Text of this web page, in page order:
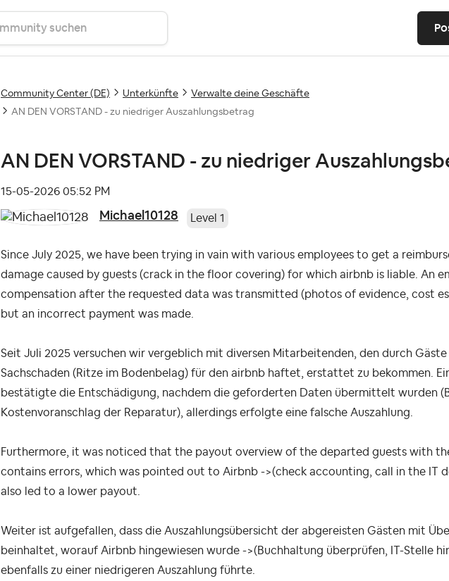
Community Center (DE) Unterkünfte
Verwalte deine Geschäfte
AN DEN VORSTAND - zu niedriger Auszahlungsbetrag
AN DEN VORSTAND - zu niedriger
‎15-05-2026 05:52 PM
Michael10128 Level 1
Since July 2025, we have been trying in vain with various employees to get a
damage caused by guests (crack in the floor covering) for which airbnb is liable. An
compensation after the requested data was transmitted (photos of evidence, cost
but an incorrect payment was made.
Seit Juli 2025 versuchen wir vergeblich mit diversen Mitarbeitenden, den durch
Sachschaden (Ritze im Bodenbelag) für den airbnb haftet, erstattet zu bekommen.
bestätigte die Entschädigung, nachdem die geforderten Daten übermittelt wurden
Kostenvoranschlag der Reparatur), allerdings erfolgte eine falsche Auszahlung.
Furthermore, it was noticed that the payout overview of the departed guests with
contains errors, which was pointed out to Airbnb ->(check accounting, call in the IT
also led to a lower payout.
Weiter ist aufgefallen, dass die Auszahlungsübersicht der abgereisten Gästen mit
beinhaltet, worauf Airbnb hingewiesen wurde ->(Buchhaltung überprüfen, IT-Stelle
ebenfalls zu einer niedrigeren Auszahlung führte.